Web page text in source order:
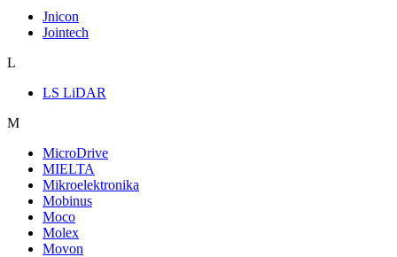
Jnicon
Jointech
L
LS LiDAR
M
MicroDrive
MIELTA
Mikroelektronika
Mobinus
Moco
Molex
Movon